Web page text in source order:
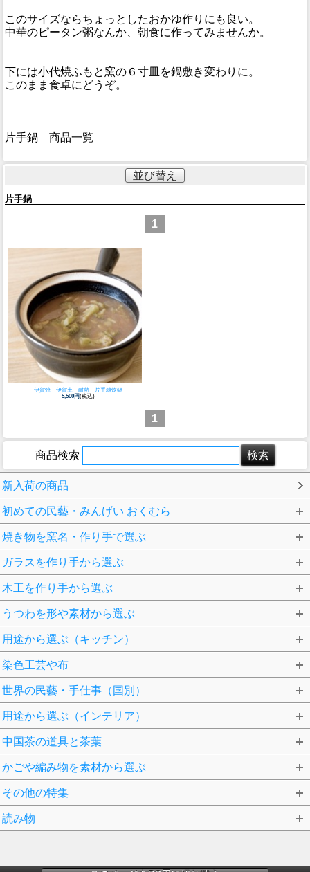
このサイズならちょっとしたおかゆ作りにも良い。
中華のピータン粥なんか、朝食に作ってみませんか。
下には小代焼ふもと窯の６寸皿を鍋敷き変わりに。
このまま食卓にどうぞ。
片手鍋 商品一覧
並び替え
片手鍋
1
伊賀焼 伊賀土 耐熱 片手雑炊鍋
5,500円(税込)
1
商品検索
新入荷の商品
初めての民藝・みんげい おくむら
焼き物を窯名・作り手で選ぶ
ガラスを作り手から選ぶ
木工を作り手から選ぶ
うつわを形や素材から選ぶ
用途から選ぶ（キッチン）
染色工芸や布
世界の民藝・手仕事（国別）
用途から選ぶ（インテリア）
中国茶の道具と茶葉
かごや編み物を素材から選ぶ
その他の特集
読み物